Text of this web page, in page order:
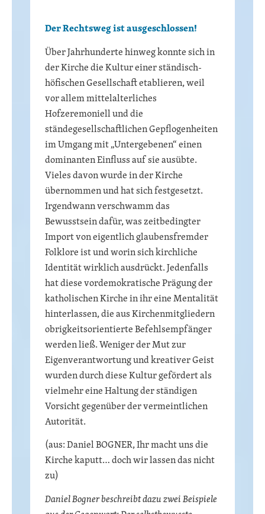
Der Rechtsweg ist ausgeschlossen!
Über Jahrhunderte hinweg konnte sich in
der Kirche die Kultur einer ständisch-
höfischen Gesellschaft etablieren, weil
vor allem mittelalterliches
Hofzeremoniell und die
ständegesellschaftlichen Gepflogenheiten
im Umgang mit „Untergebenen“ einen
dominanten Einfluss auf sie ausübte.
Vieles davon wurde in der Kirche
übernommen und hat sich festgesetzt.
Irgendwann verschwamm das
Bewusstsein dafür, was zeitbedingter
Import von eigentlich glaubensfremder
Folklore ist und worin sich kirchliche
Identität wirklich ausdrückt. Jedenfalls
hat diese vordemokratische Prägung der
katholischen Kirche in ihr eine Mentalität
hinterlassen, die aus Kirchenmitgliedern
obrigkeitsorientierte Befehlsempfänger
werden ließ. Weniger der Mut zur
Eigenverantwortung und kreativer Geist
wurden durch diese Kultur gefördert als
vielmehr eine Haltung der ständigen
Vorsicht gegenüber der vermeintlichen
Autorität.
(aus: Daniel BOGNER, Ihr macht uns die
Kirche kaputt… doch wir lassen das nicht
zu)
Daniel Bogner beschreibt dazu zwei Beispiele